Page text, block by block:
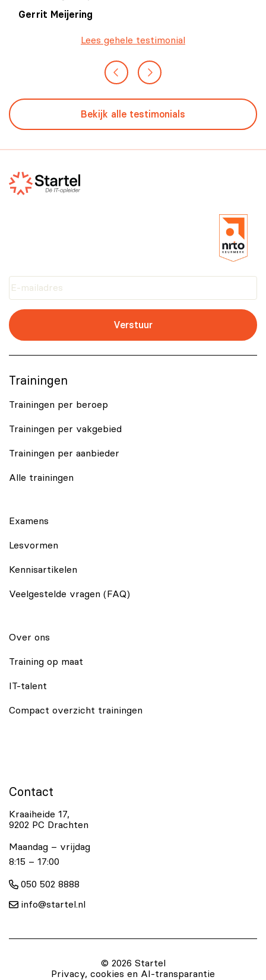
Gerrit Meijering
Lees gehele testimonial
Bekijk alle testimonials
Verstuur
Trainingen
Trainingen per beroep
Trainingen per vakgebied
Trainingen per aanbieder
Alle trainingen
Examens
Lesvormen
Kennisartikelen
Veelgestelde vragen (FAQ)
Over ons
Training op maat
IT-talent
Compact overzicht trainingen
Contact
Kraaiheide 17,
9202 PC Drachten
Maandag – vrijdag
8:15 – 17:00
050 502 8888
info@startel.nl
© 2026 Startel
Privacy, cookies en AI-transparantie